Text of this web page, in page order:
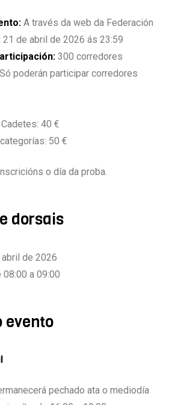
A través da web da Federación
21 de abril de 2026 ás 23:59
300 corredores
Só poderán participar corredores
40 €
50 €
o día da proba.
dorsais
de 2026
08:00 a 09:00
evento
pechado ata o mediodía